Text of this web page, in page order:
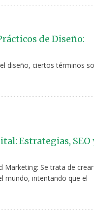
de Diseño:
diseño, ciertos términos
Estrategias, SEO
Marketing: Se trata de
mundo, intentando que el